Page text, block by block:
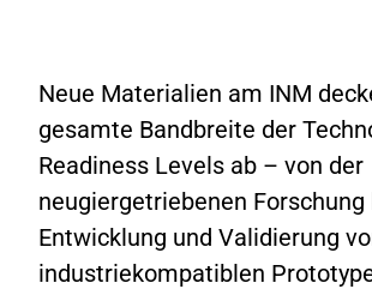
Neue Materialien am INM
gesamte Bandbreite der
Readiness Levels ab – von der
neugiergetriebenen
Entwicklung und Validierung
industriekompatiblen